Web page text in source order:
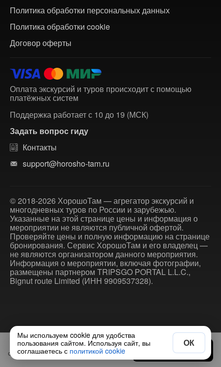
от 11 900 ₽за экскурсию Выбрать дату
Политика обработки персональных данных
Политика обработки cookie
Договор оферты
Оплата экскурсий и туров происходит с помощью
платёжных систем
Поддержка работает с 10 до 19 (МСК)
Задать вопрос гиду
Контакты
support@horosho-tam.ru
© 2018-2026 ХорошоТам — агрегатор экскурсий и
многодневных туров по России и зарубежью.
Указанные на этой странице цены и информация о
мероприятии не являются публичной офертой.
Проверяйте цены и полную информацию на странице
бронирования. Сервис ХорошоТам и его владелец —
не являются организатором данного мероприятия.
Информация о мероприятии, включая фотографии,
размещены партнером TRIPSGO PORTAL L.L.C.,
Bignut route Limited (ИНН 9909537328).
Мы используем cookie для удобства
пользования сайтом. Используя сайт, вы
соглашаетесь с политикой cookie
ОК